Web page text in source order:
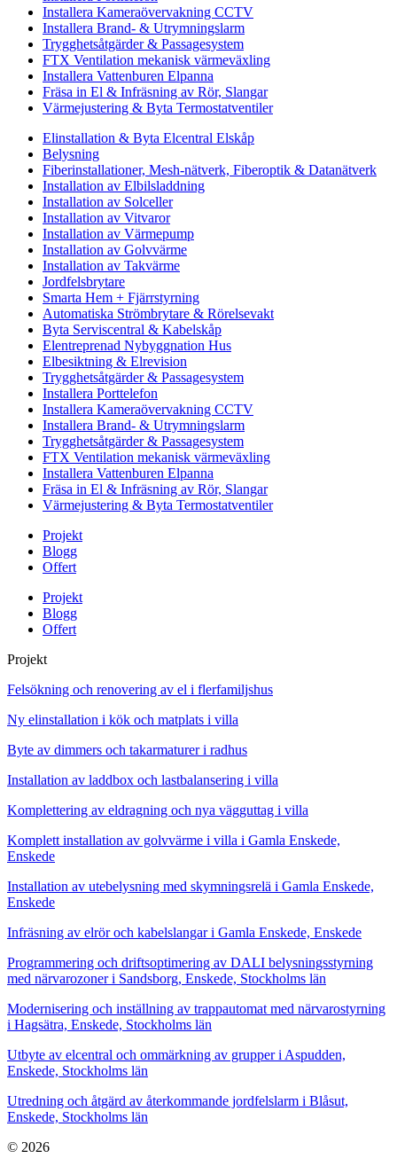
Installera Kameraövervakning CCTV
Installera Brand- & Utrymningslarm
Trygghetsåtgärder & Passagesystem
FTX Ventilation mekanisk värmeväxling
Installera Vattenburen Elpanna
Fräsa in El & Infräsning av Rör, Slangar
Värmejustering & Byta Termostatventiler
Elinstallation & Byta Elcentral Elskåp
Belysning
Fiberinstallationer, Mesh-nätverk, Fiberoptik & Datanätverk
Installation av Elbilsladdning
Installation av Solceller
Installation av Vitvaror
Installation av Värmepump
Installation av Golvvärme
Installation av Takvärme
Jordfelsbrytare
Smarta Hem + Fjärrstyrning
Automatiska Strömbrytare & Rörelsevakt
Byta Serviscentral & Kabelskåp
Elentreprenad Nybyggnation Hus
Elbesiktning & Elrevision
Trygghetsåtgärder & Passagesystem
Installera Porttelefon
Installera Kameraövervakning CCTV
Installera Brand- & Utrymningslarm
Trygghetsåtgärder & Passagesystem
FTX Ventilation mekanisk värmeväxling
Installera Vattenburen Elpanna
Fräsa in El & Infräsning av Rör, Slangar
Värmejustering & Byta Termostatventiler
Projekt
Blogg
Offert
Projekt
Blogg
Offert
Projekt
Felsökning och renovering av el i flerfamiljshus
Ny elinstallation i kök och matplats i villa
Byte av dimmers och takarmaturer i radhus
Installation av laddbox och lastbalansering i villa
Komplettering av eldragning och nya vägguttag i villa
Komplett installation av golvvärme i villa i Gamla Enskede,
Enskede
Installation av utebelysning med skymningsrelä i Gamla Enskede,
Enskede
Infräsning av elrör och kabelslangar i Gamla Enskede, Enskede
Programmering och driftsoptimering av DALI belysningsstyrning
med närvarozoner i Sandsborg, Enskede, Stockholms län
Modernisering och inställning av trappautomat med närvarostyrning
i Hagsätra, Enskede, Stockholms län
Utbyte av elcentral och ommärkning av grupper i Aspudden,
Enskede, Stockholms län
Utredning och åtgärd av återkommande jordfelslarm i Blåsut,
Enskede, Stockholms län
© 2026